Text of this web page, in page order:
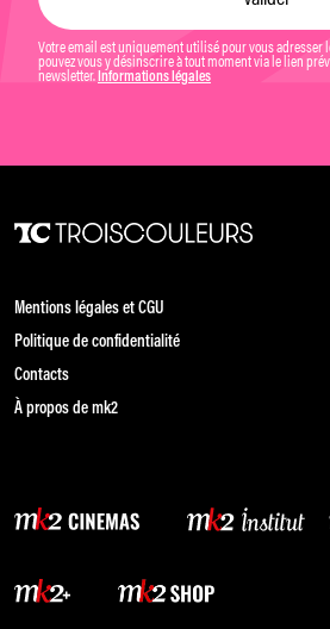
Votre email est uniquement utilisé pour vous adresser
pouvez vous y désinscrire à tout moment via le lien
newsletter. Informations légales
Mentions légales et CGU
Politique de confidentialité
Contacts
À propos de mk2